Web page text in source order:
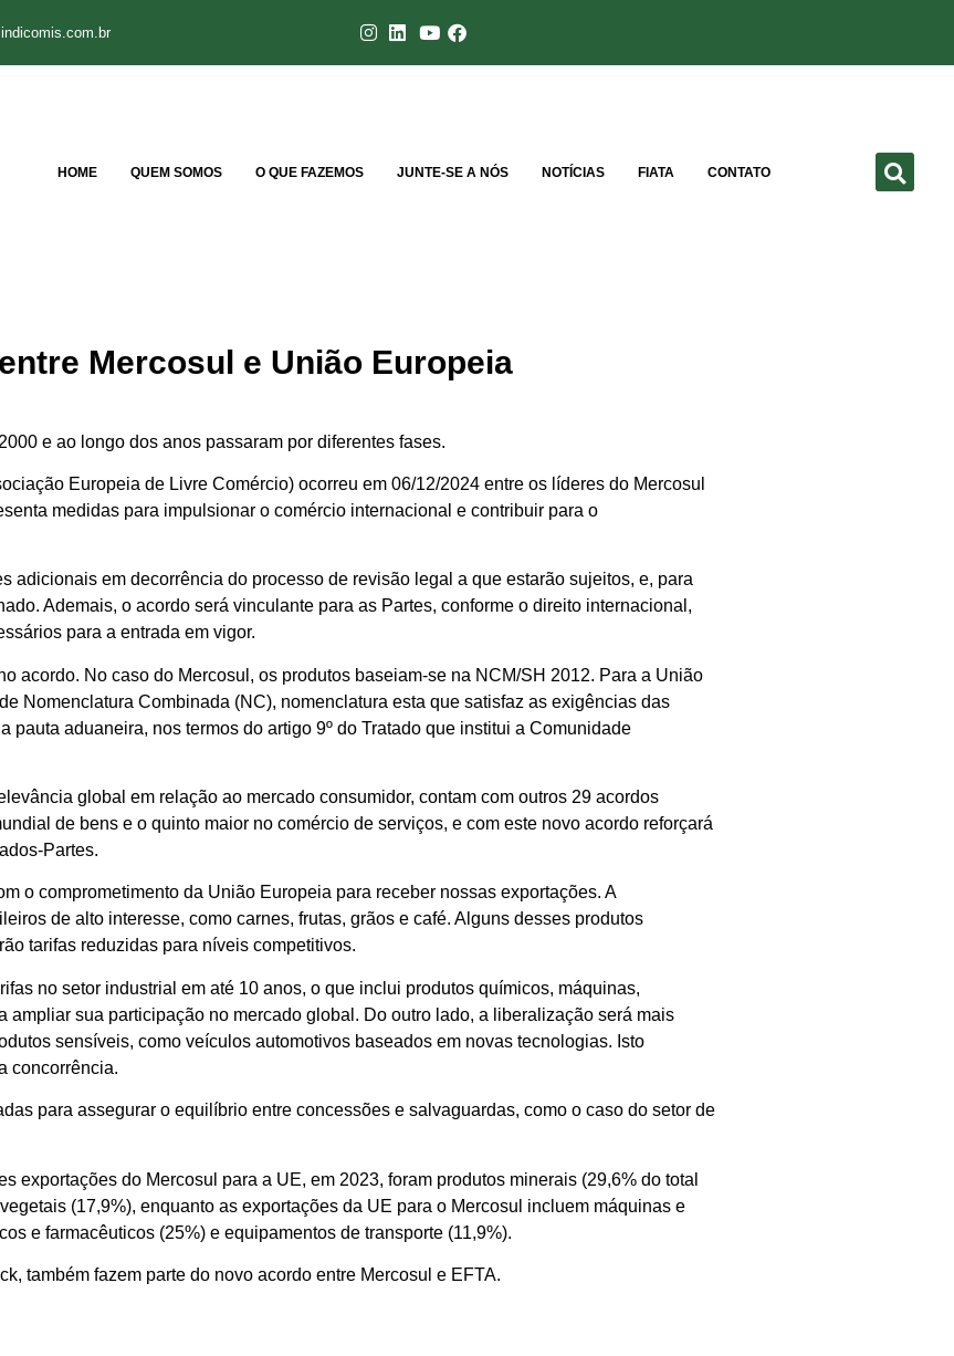
HOME QUEM SOMOS O QUE FAZEMOS JUNTE-SE A NÓS NOTÍCIAS FIATA CONTATO
Mercosul e União Europeia
e ao longo dos anos passaram por diferentes fases.
Europeia de Livre Comércio) ocorreu em 06/12/2024 entre os líderes do Mercosul
medidas para impulsionar o comércio internacional e contribuir para o
adicionais em decorrência do processo de revisão legal a que estarão sujeitos, e, para
Ademais, o acordo será vinculante para as Partes, conforme o direito internacional,
para a entrada em vigor.
acordo. No caso do Mercosul, os produtos baseiam-se na NCM/SH 2012. Para a União
Nomenclatura Combinada (NC), nomenclatura esta que satisfaz as exigências das
aduaneira, nos termos do artigo 9º do Tratado que institui a Comunidade
global em relação ao mercado consumidor, contam com outros 29 acordos
de bens e o quinto maior no comércio de serviços, e com este novo acordo reforçará
Partes.
o comprometimento da União Europeia para receber nossas exportações. A
de alto interesse, como carnes, frutas, grãos e café. Alguns desses produtos
tarifas reduzidas para níveis competitivos.
no setor industrial em até 10 anos, o que inclui produtos químicos, máquinas,
sua participação no mercado global. Do outro lado, a liberalização será mais
sensíveis, como veículos automotivos baseados em novas tecnologias. Isto
concorrência.
para assegurar o equilíbrio entre concessões e salvaguardas, como o caso do setor de
exportações do Mercosul para a UE, em 2023, foram produtos minerais (29,6% do total
(17,9%), enquanto as exportações da UE para o Mercosul incluem máquinas e
e farmacêuticos (25%) e equipamentos de transporte (11,9%).
também fazem parte do novo acordo entre Mercosul e EFTA.